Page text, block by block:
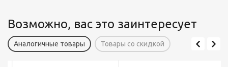
Возможно, вас это заинтересует
Аналогичные товары Товары со скидкой